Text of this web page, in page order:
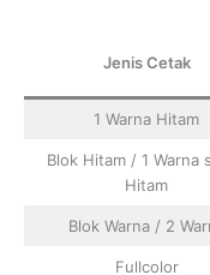
Jenis Cetak
1 Warna Hitam
Blok Hitam / 1 Warna
Hitam
Blok Warna / 2
Fullcolor